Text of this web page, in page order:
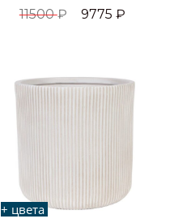
11500₽ 9775 ₽
+ цвета